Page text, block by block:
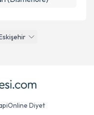
Online Diyet